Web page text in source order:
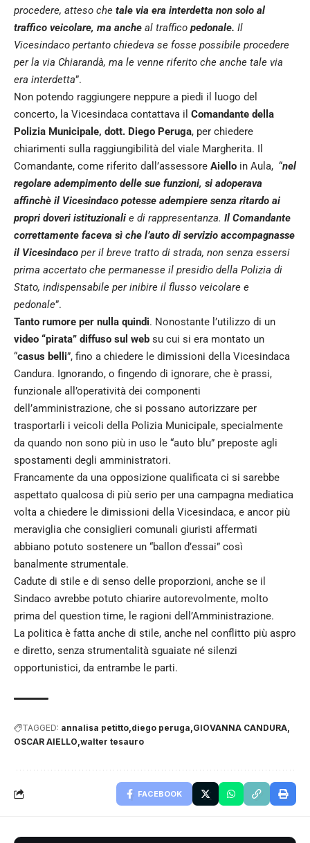
procedere, atteso che tale via era interdetta non solo al
traffico veicolare, ma anche al traffico pedonale. Il
Vicesindaco pertanto chiedeva se fosse possibile procedere
per la via Chiarandà, ma le venne riferito che anche tale via
era interdetta”.
Non potendo raggiungere neppure a piedi il luogo del
concerto, la Vicesindaca contattava il Comandante della
Polizia Municipale, dott. Diego Peruga, per chiedere
chiarimenti sulla raggiungibilità del viale Margherita. Il
Comandante, come riferito dall’assessore Aiello in Aula, “nel
regolare adempimento delle sue funzioni, si adoperava
affinchè il Vicesindaco potesse adempiere senza ritardo ai
propri doveri istituzionali e di rappresentanza. Il Comandante
correttamente faceva sì che l’auto di servizio accompagnasse
il Vicesindaco per il breve tratto di strada, non senza essersi
prima accertato che permanesse il presidio della Polizia di
Stato, indispensabile per inibire il flusso veicolare e
pedonale”.
Tanto rumore per nulla quindi. Nonostante l’utilizzo di un
video “pirata” diffuso sul web su cui si era montato un
“casus belli”, fino a chiedere le dimissioni della Vicesindaca
Candura. Ignorando, o fingendo di ignorare, che è prassi,
funzionale all’operatività dei componenti
dell’amministrazione, che si possano autorizzare per
trasportarli i veicoli della Polizia Municipale, specialmente
da quando non sono più in uso le “auto blu” preposte agli
spostamenti degli amministratori.
Francamente da una opposizione qualificata ci si sarebbe
aspettato qualcosa di più serio per una campagna mediatica
volta a chiedere le dimissioni della Vicesindaca, e ancor più
meraviglia che consiglieri comunali giuristi affermati
abbiano potuto sostenere un “ballon d’essai” così
banalmente strumentale.
Cadute di stile e di senso delle proporzioni, anche se il
Sindaco avrebbe potuto chiarire autorevolmente, molto
prima del question time, le ragioni dell’Amministrazione.
La politica è fatta anche di stile, anche nel conflitto più aspro
e diretto, senza strumentalità sguaiate né silenzi
opportunistici, da entrambe le parti.
TAGGED: annalisa petitto diego peruga GIOVANNA CANDURA
OSCAR AIELLO walter tesauro
FACEBOOK